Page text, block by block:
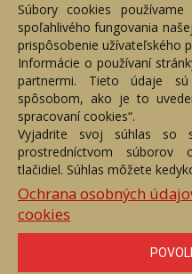
Bezplatné poradenstvo
Adresa
Nižný Hrušov 333, 094 22,
Slovenská republika
+421 905 356 921
+421 905 959 101
eantik@eantik.sk
Súbory cookies
spoľahlivého fungovania
prispôsobenie užívateľského
Informácie o používaní
partnermi. Tieto údaje sú
spôsobom, ako je to
spracovaní cookies“.
Vyjadrite svoj súhlas so
prostredníctvom súborov
tlačidiel. Súhlas môžete
Ochrana osobných
cookies